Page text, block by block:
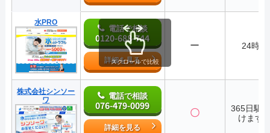
水PRO
電話で相談
0120-688-744
詳細を見る
ー 24時間
株式会社シンソー
ワ
電話で相談
076-479-0099
詳細を見る
〇
365日駆
けます
スクロールで比較